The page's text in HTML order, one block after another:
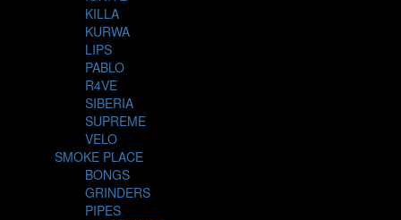
YETI
KILLA
KURWA
LIPS
PABLO
R4VE
SIBERIA
SUPREME
VELO
SMOKE PLACE
BONGS
GRINDERS
PIPES